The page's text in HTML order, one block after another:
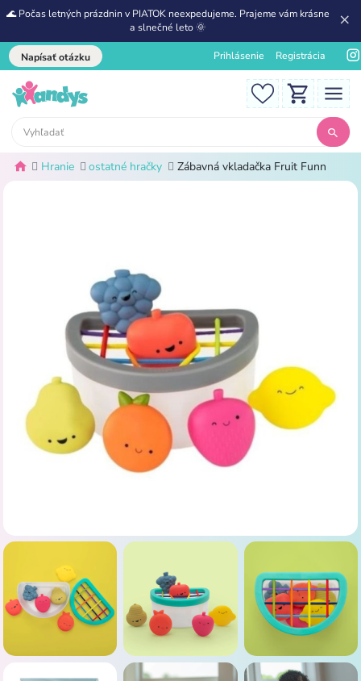
🌊 Počas letných prázdnin v PIATOK neexpedujeme. Prajeme vám krásne
a slnečné leto 🌞
Napísať otázku Prihlásenie Registrácia
Hranie ostatné hračky Zábavná vkladačka Fruit Funn